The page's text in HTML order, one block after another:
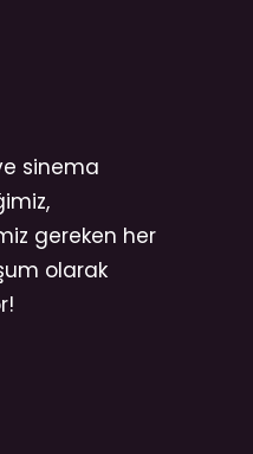
sinema
gereken her
olarak